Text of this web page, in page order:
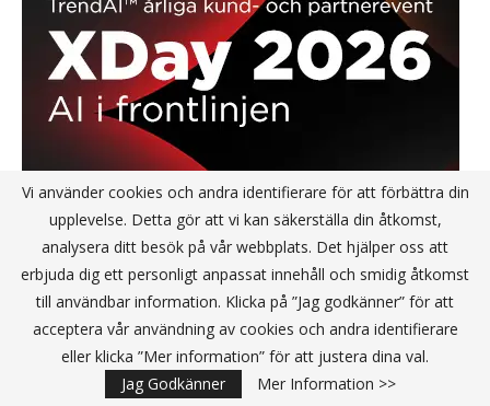
Vi använder cookies och andra identifierare för att förbättra din
upplevelse. Detta gör att vi kan säkerställa din åtkomst,
analysera ditt besök på vår webbplats. Det hjälper oss att
erbjuda dig ett personligt anpassat innehåll och smidig åtkomst
till användbar information. Klicka på ”Jag godkänner” för att
acceptera vår användning av cookies och andra identifierare
eller klicka ”Mer information” för att justera dina val.
Jag Godkänner
Mer Information >>